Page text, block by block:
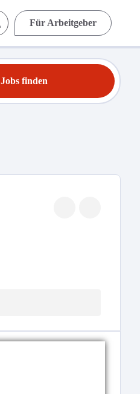
Für Arbeitgeber
Jobs finden